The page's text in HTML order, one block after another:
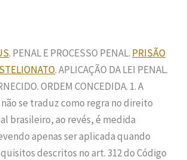
. PENAL E PROCESSO PENAL. PRISÃO
. APLICAÇÃO DA LEI PENAL.
ORDEM CONCEDIDA. 1. A
se traduz como regra no direito
brasileiro, ao revés, é medida
apenas ser aplicada quando
descritos no art. 312 do Código